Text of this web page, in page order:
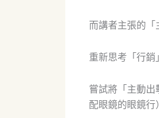
而講者主張的「
重新思考「行銷
嘗試將「主動
配眼鏡的眼鏡行